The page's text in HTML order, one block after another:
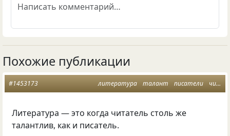
Похожие публикации
литература талант писатели читатели
#1453173
Литература — это когда читатель столь же
талантлив, как и писатель.